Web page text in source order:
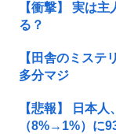
【衝撃】 実は
る？
【田舎のミステ
多分マジ
【悲報】 日本
（8%→1%）に